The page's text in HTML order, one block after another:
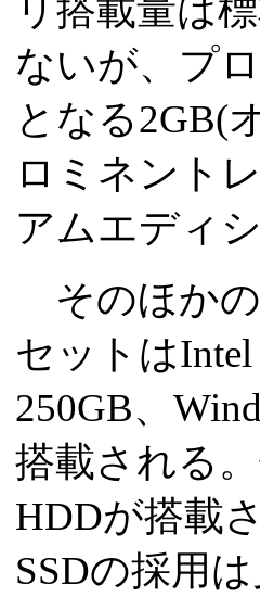
リ搭載量は
ないが、プ
となる2GB(
ロミネント
アムエディ
そのほかの
セットは
250GB、
搭載される
HDDが搭載
SSDの採用